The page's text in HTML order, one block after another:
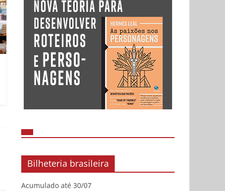
Bilheteria brasileira
Acumulado até 30/07